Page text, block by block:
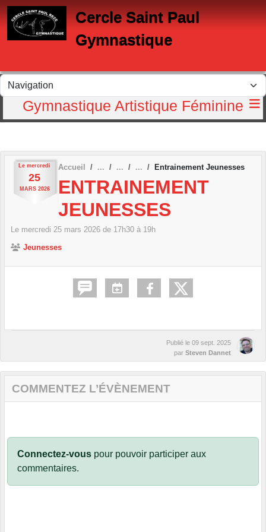
Cercle Saint Paul
Gymnastique
Gymnastique Artistique Féminine
Le mercredi
25
MARS 2026
Accueil Entrainement Jeunesses
ENTRAINEMENT
JEUNESSES
Le mercredi 25 mars 2026 de 17h30 à 19h
Jeunesses
Publié le 09 sept. 2025
par Steven Dannet
COMMENTEZ L’ÉVÈNEMENT
Connectez-vous pour pouvoir participer aux
commentaires.
Panneau de gestion des cookies